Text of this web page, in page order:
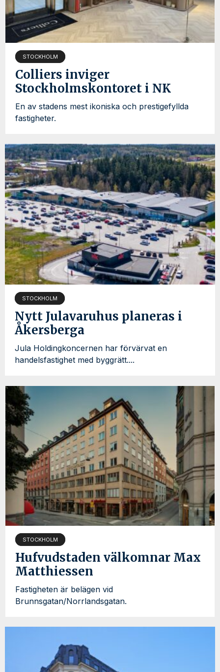
STOCKHOLM
Colliers inviger
Stockholmskontoret i NK
En av stadens mest ikoniska och prestigefyllda
fastigheter.
STOCKHOLM
Nytt Julavaruhus planeras i
Åkersberga
Jula Holdingkoncernen har förvärvat en
handelsfastighet med byggrätt....
STOCKHOLM
Hufvudstaden välkomnar Max
Matthiessen
Fastigheten är belägen vid
Brunnsgatan/Norrlandsgatan.